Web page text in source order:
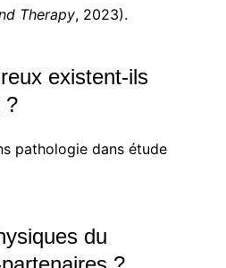
Therapy, 2023).
existent-ils
?
pathologie dans étude
du